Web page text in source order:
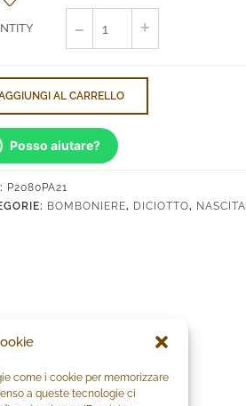
come i cookie per memorizzare
a queste tecnologie ci
Celeste
Zirconi
AL CARRELLO
Posso aiutare?
P2080PA21
BOMBONIERE, DICIOTTO,